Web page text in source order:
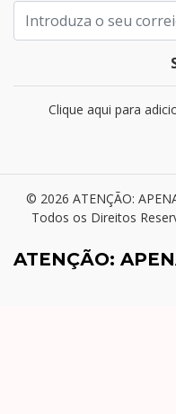
Clique aqui para
© 2026 ATENÇÃO:
Todos os Direitos
ATENÇÃO: